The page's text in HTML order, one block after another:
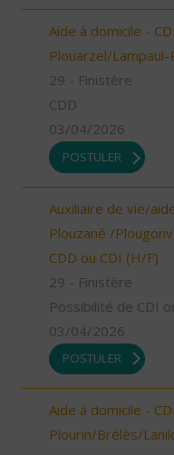
Aide à domicile -
Plouarzel/
29 - Finistère
CDD
03/04/2026
POSTULER
Auxiliaire de vie/
Plouzané /
CDD ou CDI (H/F)
29 - Finistère
Possibilité de CDI
03/04/2026
POSTULER
Aide à domicile -
Plourin/Brélès/